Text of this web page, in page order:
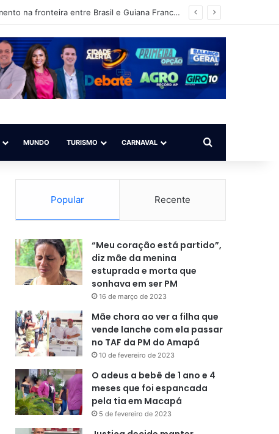
Operação Ágata intensifica ações de fiscalização, patrulhamento e reconhecimento na fronteira entre Brasil e Guiana Francesa
MUNDO TURISMO CARNAVAL Procurar por
Popular Recente
“Meu coração está partido”,
diz mãe da menina
estuprada e morta que
sonhava em ser PM
16 de março de 2023
Mãe chora ao ver a filha que
vende lanche com ela passar
no TAF da PM do Amapá
10 de fevereiro de 2023
O adeus a bebê de 1 ano e 4
meses que foi espancada
pela tia em Macapá
5 de fevereiro de 2023